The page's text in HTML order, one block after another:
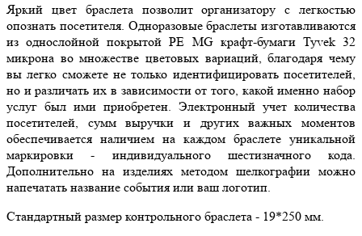
Яркий цвет браслета позволит организатору с легкостью
опознать посетителя. Одноразовые браслеты изготавливаются
из однослойной покрытой РЕ MG крафт-бумаги Tyvek 32
микрона во множестве цветовых вариаций, благодаря чему
вы легко сможете не только идентифицировать посетителей,
но и различать их в зависимости от того, какой именно набор
услуг был ими приобретен. Электронный учет количества
посетителей, сумм выручки и других важных моментов
обеспечивается наличием на каждом браслете уникальной
маркировки - индивидуального шестизначного кода.
Дополнительно на изделиях методом шелкографии можно
напечатать название события или ваш логотип.
Стандартный размер контрольного браслета - 19*250 мм.